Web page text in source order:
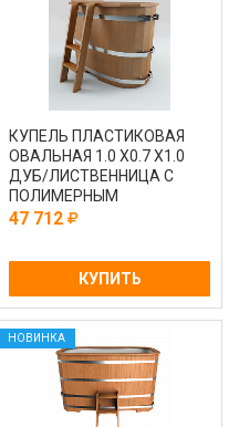
КУПЕЛЬ ПЛАСТИКОВАЯ
ОВАЛЬНАЯ 1.0 Х0.7 Х1.0
ДУБ/ЛИСТВЕННИЦА С
ПОЛИМЕРНЫМ
ПОКРЫТИЕМ
47 712
КУПИТЬ
НОВИНКА